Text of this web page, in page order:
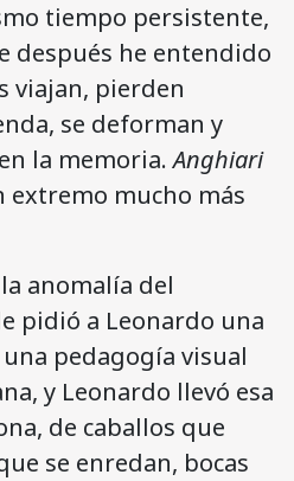
tiempo persistente,
después he entendido
viajan, pierden
se deforman y
la memoria.Anghiari
extremo mucho más
anomalía del
pidió a Leonardo una
pedagogía visual
y Leonardo llevó esa
de caballos que
se enredan, bocas